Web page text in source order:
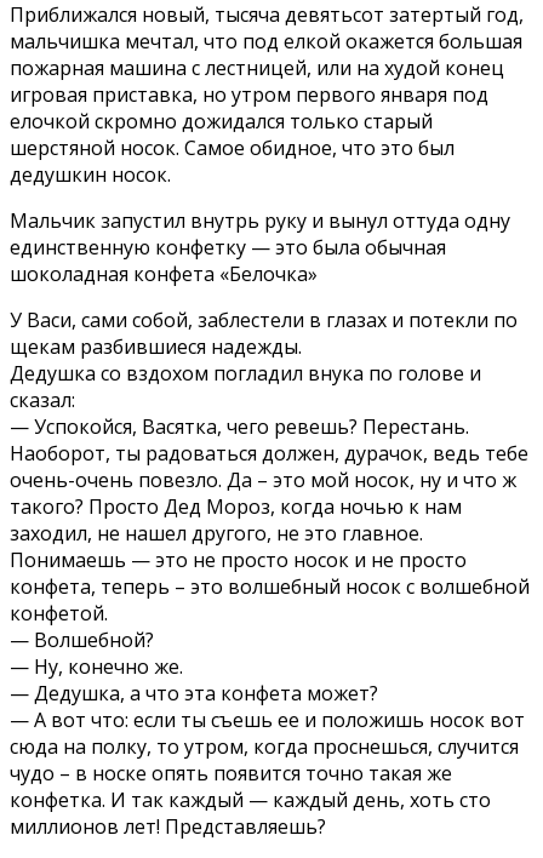
Приближался новый, тысяча девятьсот затертый год,
мальчишка мечтал, что под елкой окажется большая
пожарная машина с лестницей, или на худой конец
игровая приставка, но утром первого января под
елочкой скромно дожидался только старый
шерстяной носок. Самое обидное, что это был
дедушкин носок.
Мальчик запустил внутрь руку и вынул оттуда одну
единственную конфетку — это была обычная
шоколадная конфета «Белочка»
У Васи, сами собой, заблестели в глазах и потекли по
щекам разбившиеся надежды.
Дедушка со вздохом погладил внука по голове и
сказал:
— Успокойся, Васятка, чего ревешь? Перестань.
Наоборот, ты радоваться должен, дурачок, ведь тебе
очень-очень повезло. Да – это мой носок, ну и что ж
такого? Просто Дед Мороз, когда ночью к нам
заходил, не нашел другого, не это главное.
Понимаешь — это не просто носок и не просто
конфета, теперь – это волшебный носок с волшебной
конфетой.
— Волшебной?
— Ну, конечно же.
— Дедушка, а что эта конфета может?
— А вот что: если ты съешь ее и положишь носок вот
сюда на полку, то утром, когда проснешься, случится
чудо – в носке опять появится точно такая же
конфетка. И так каждый — каждый день, хоть сто
миллионов лет! Представляешь?